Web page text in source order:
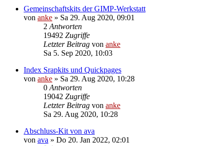
Gemeinschaftskits der GIMP-Werkstatt
von anke » Sa 29. Aug 2020, 09:01
2 Antworten
19492 Zugriffe
Letzter Beitrag von anke
Sa 5. Sep 2020, 10:03
Index Srapkits und Quickpages
von anke » Sa 29. Aug 2020, 10:28
0 Antworten
19042 Zugriffe
Letzter Beitrag von anke
Sa 29. Aug 2020, 10:28
Abschluss-Kit von ava
von ava » Do 20. Jan 2022, 02:01